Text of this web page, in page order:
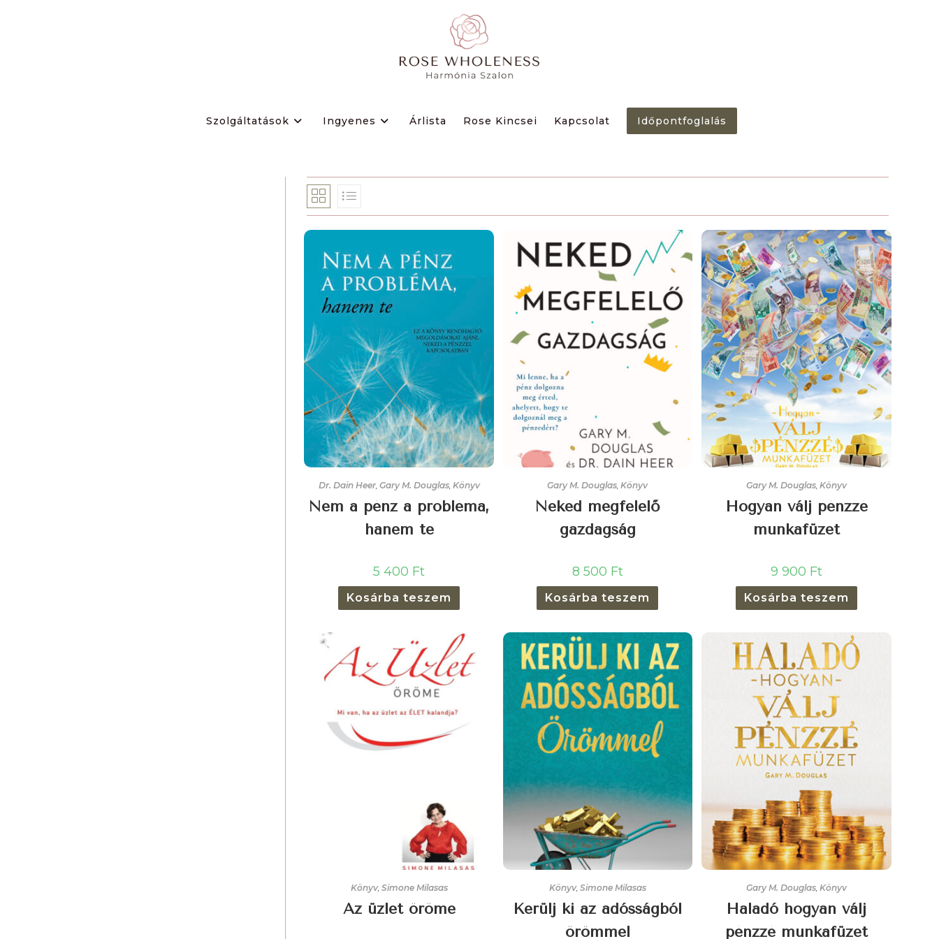
Szolgáltatások Ingyenes Árlista Rose Kincsei Kapcsolat Időpontfoglalás
Dr. Dain Heer, Gary M. Douglas, Könyv
Nem a pénz a probléma,
hanem te
5 400 Ft
Kosárba teszem
Gary M. Douglas ,Könyv
Neked megfelelő
gazdagság
8 500 Ft
Kosárba teszem
Gary M. Douglas, Könyv
Hogyan válj pénzzé
munkafüzet
9 900 Ft
Kosárba teszem
Könyv, Simone Milasas
Az üzlet öröme
Könyv, Simone Milasas
Kerülj ki az adósságból
örömmel
Gary M. Douglas, Könyv
Haladó hogyan válj
pénzzé munkafüzet